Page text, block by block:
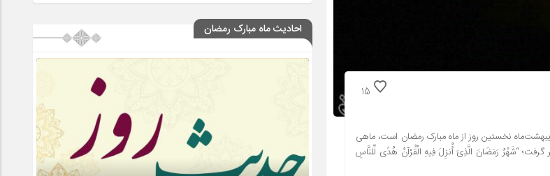
15
شرعی شهر تهران در ماه مبارک رمضان سال ۹۷ منتشر شده است. پنجشنبه ۲۷ اردیبهشت‌ماه نخستین روز از ماه مبارک رمضان است، ماهی
“شَهْرُ رَمَضَانَ الَّذِیَ أُنزِلَ فِیهِ الْقُرْآنُ هُدًى لِّلنَّاسِ
احادیث ماه مبارک رمضان